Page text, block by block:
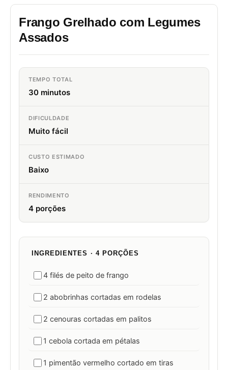
Frango Grelhado com Legumes
Assados
TEMPO TOTAL
30 minutos
DIFICULDADE
Muito fácil
CUSTO ESTIMADO
Baixo
RENDIMENTO
4 porções
INGREDIENTES · 4 PORÇÕES
4 filés de peito de frango
2 abobrinhas cortadas em rodelas
2 cenouras cortadas em palitos
1 cebola cortada em pétalas
1 pimentão vermelho cortado em tiras